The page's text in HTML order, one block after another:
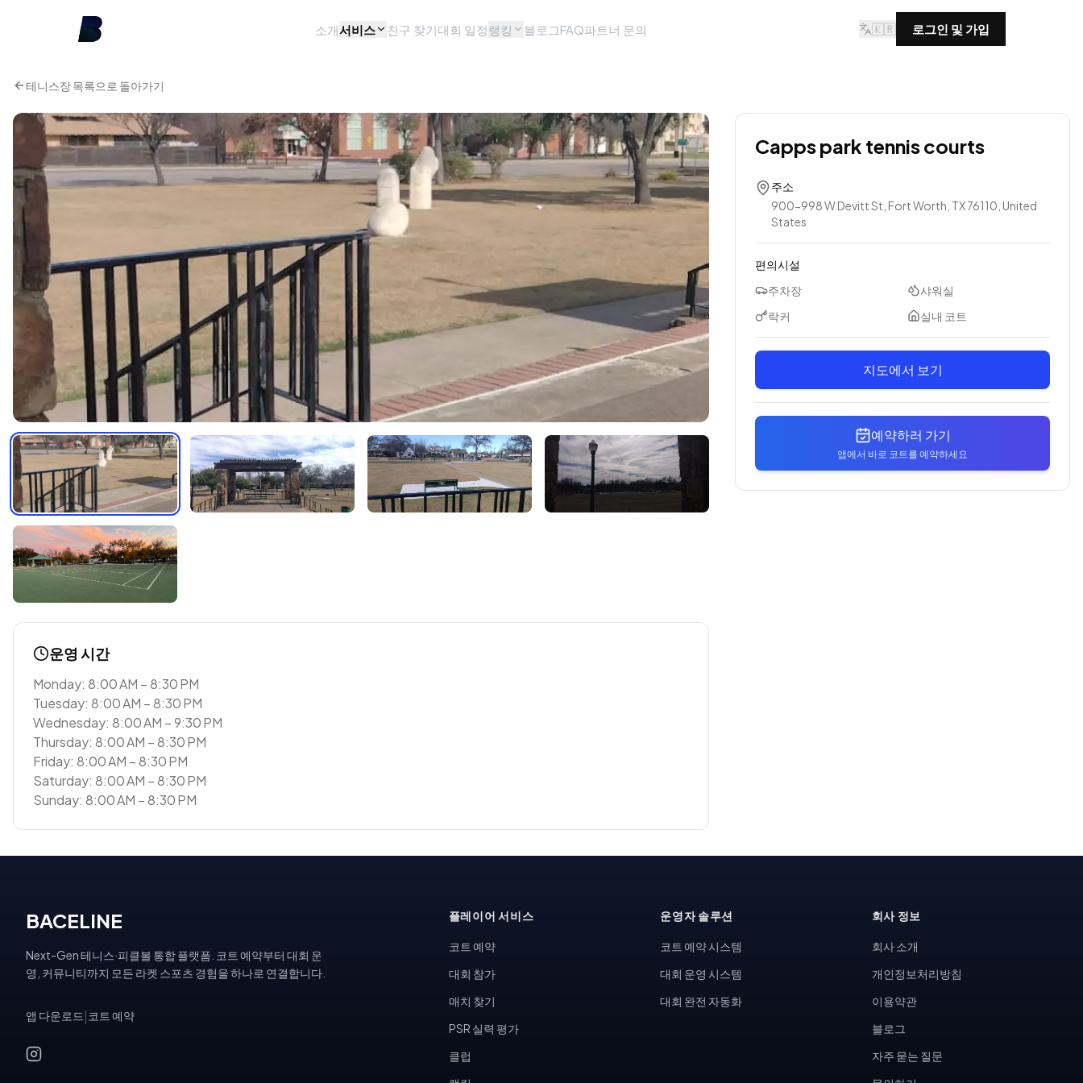
소개서비스 친구 찾기대회 일정랭킹 블로그FAQ파트너 문의 🇰🇷 로그인 및 가입
테니스장 목록으로 돌아가기
운영 시간
Monday: 8:00 AM – 8:30 PM
Tuesday: 8:00 AM – 8:30 PM
Wednesday: 8:00 AM – 9:30 PM
Thursday: 8:00 AM – 8:30 PM
Friday: 8:00 AM – 8:30 PM
Saturday: 8:00 AM – 8:30 PM
Sunday: 8:00 AM – 8:30 PM
Capps park tennis courts
주소
900-998 W Devitt St, Fort Worth, TX 76110, United
States
편의시설
주차장
샤워실
락커
실내 코트
지도에서 보기
예약하러 가기
앱에서 바로 코트를 예약하세요
BACELINE
Next-Gen 테니스·피클볼 통합 플랫폼. 코트 예약부터 대회 운
영, 커뮤니티까지 모든 라켓 스포츠 경험을 하나로 연결합니다.
앱 다운로드 코트 예약
플레이어 서비스
코트 예약
대회 참가
매치 찾기
PSR 실력 평가
클럽
운영자 솔루션
코트 예약 시스템
대회 운영 시스템
대회 완전 자동화
회사 정보
회사 소개
개인정보처리방침
이용약관
블로그
자주 묻는 질문